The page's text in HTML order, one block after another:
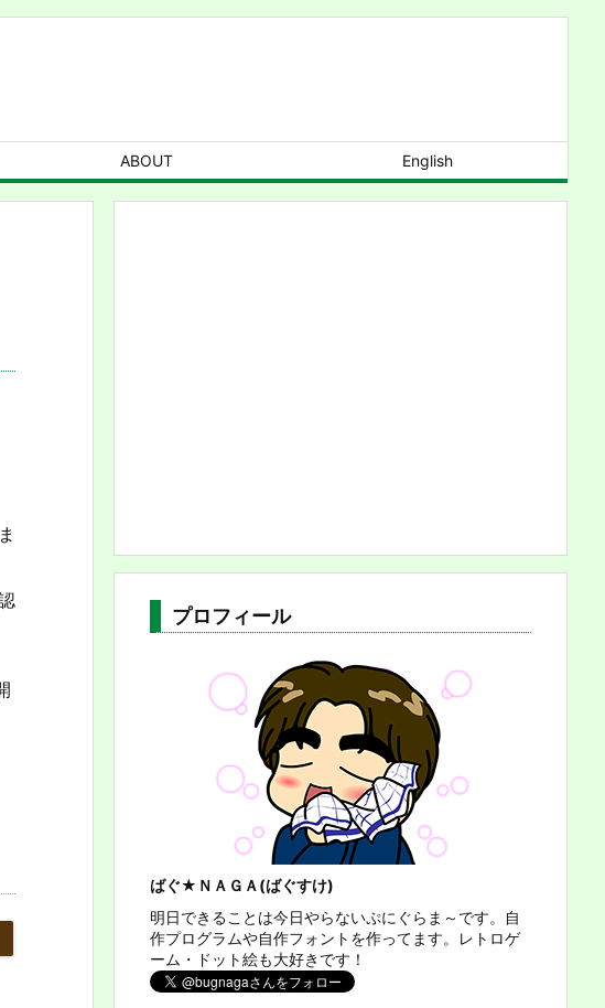
ABOUT English
プロフィール
ばぐ★ＮＡＧＡ(ばぐすけ)
明日できることは今日やらないぷにぐらま～です。自
作プログラムや自作フォントを作ってます。レトロゲ
ーム・ドット絵も大好きです！